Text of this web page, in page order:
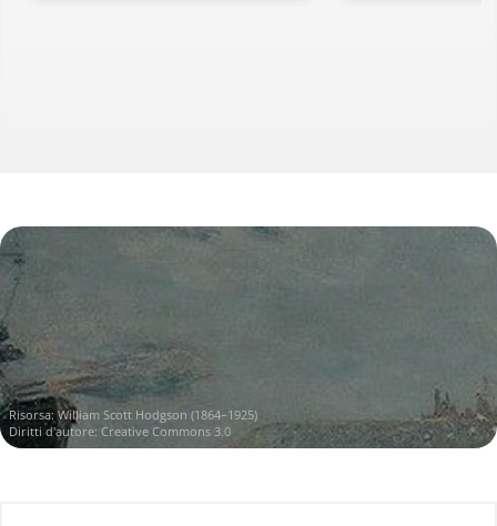
Risorsa: William Scott Hodgson (1864–1925)
Diritti d'autore: Creative Commons 3.0